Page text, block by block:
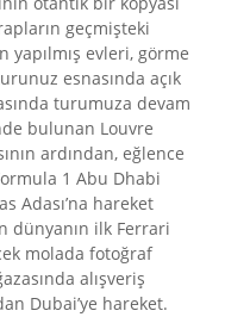
geçmişteki
yapılmış evleri, görme
esnasında açık
turumuza devam
bulunan Louvre
ardından, eğlence
1 Abu Dhabi
Adası’na hareket
dünyanın ilk Ferrari
molada fotoğraf
alışveriş
Dubai’ye hareket.